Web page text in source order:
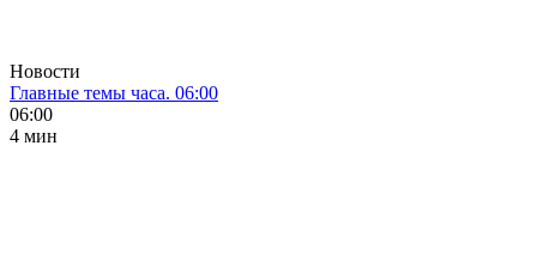
Новости
Главные темы часа. 06:00
06:00
4 мин